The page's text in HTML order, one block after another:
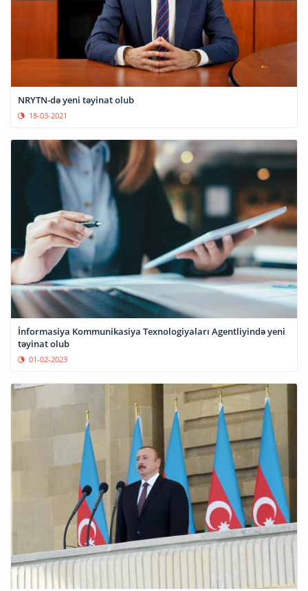
NRYTN-də yeni təyinat olub
18-03-2021
İnformasiya Kommunikasiya Texnologiyaları Agentliyində yeni
təyinat olub
01-02-2023